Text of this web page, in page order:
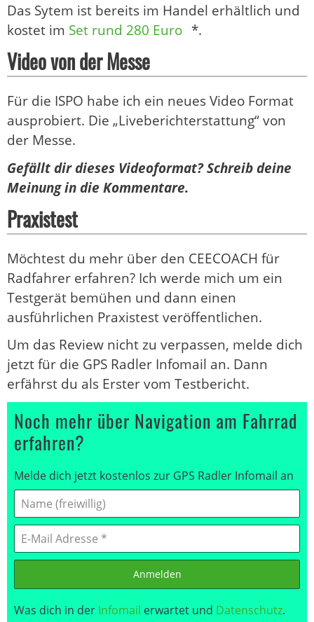
Das Sytem ist bereits im Handel erhältlich und
kostet im Set rund 280 Euro *.
Video von der Messe
Für die ISPO habe ich ein neues Video Format
ausprobiert. Die „Liveberichterstattung“ von
der Messe.
Gefällt dir dieses Videoformat? Schreib deine
Meinung in die Kommentare.
Praxistest
Möchtest du mehr über den CEECOACH für
Radfahrer erfahren? Ich werde mich um ein
Testgerät bemühen und dann einen
ausführlichen Praxistest veröffentlichen.
Um das Review nicht zu verpassen, melde dich
jetzt für die GPS Radler Infomail an. Dann
erfährst du als Erster vom Testbericht.
Noch mehr über Navigation am Fahrrad
erfahren?
Melde dich jetzt kostenlos zur GPS Radler Infomail an
Anmelden
Was dich in der Infomail erwartet und Datenschutz.